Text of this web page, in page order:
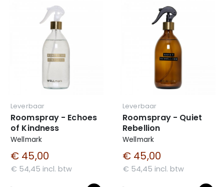
Leverbaar
Roomspray - Echoes
of Kindness
Wellmark
€ 45,00
€ 54,45 incl. btw
Leverbaar
Roomspray - Quiet
Rebellion
Wellmark
€ 45,00
€ 54,45 incl. btw